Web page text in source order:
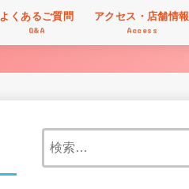
よくあるご質問
Q&A
アクセス・店舗情報
Access